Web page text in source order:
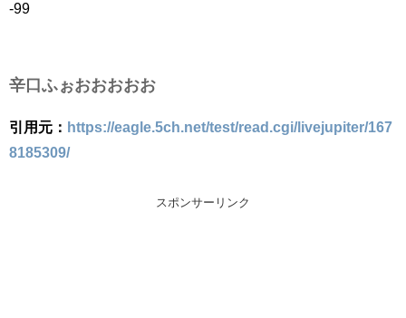
-99
辛口ふぉおおおおお
引用元： https://eagle.5ch.net/test/read.cgi/livejupiter/167
8185309/
スポンサーリンク